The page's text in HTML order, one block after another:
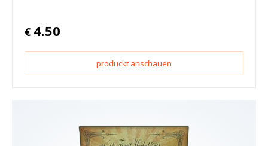
€ 4.50
produckt anschauen